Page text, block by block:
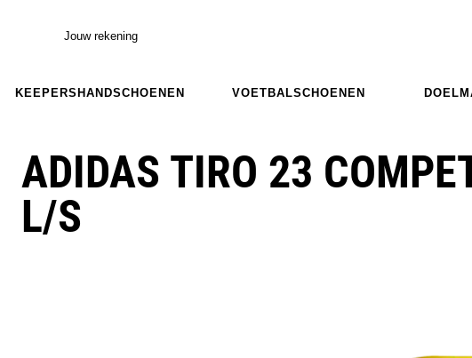
Jouw rekening
KEEPERSHANDSCHOENEN VOETBALSCHOENEN
ADIDAS TIRO 23
L/S